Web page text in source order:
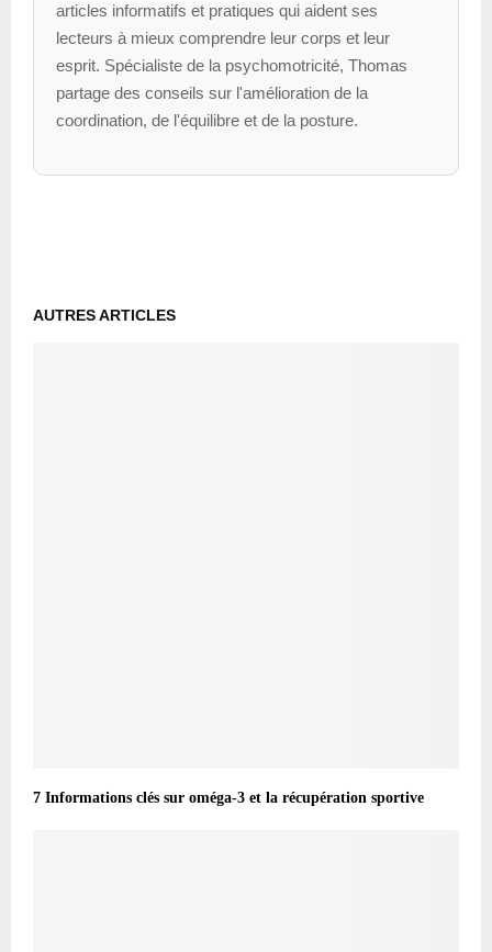
articles informatifs et pratiques qui aident ses
lecteurs à mieux comprendre leur corps et leur
esprit. Spécialiste de la psychomotricité, Thomas
partage des conseils sur l'amélioration de la
coordination, de l'équilibre et de la posture.
AUTRES ARTICLES
7 Informations clés sur oméga-3 et la récupération sportive